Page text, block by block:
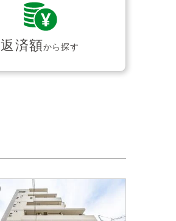
返済額から探す